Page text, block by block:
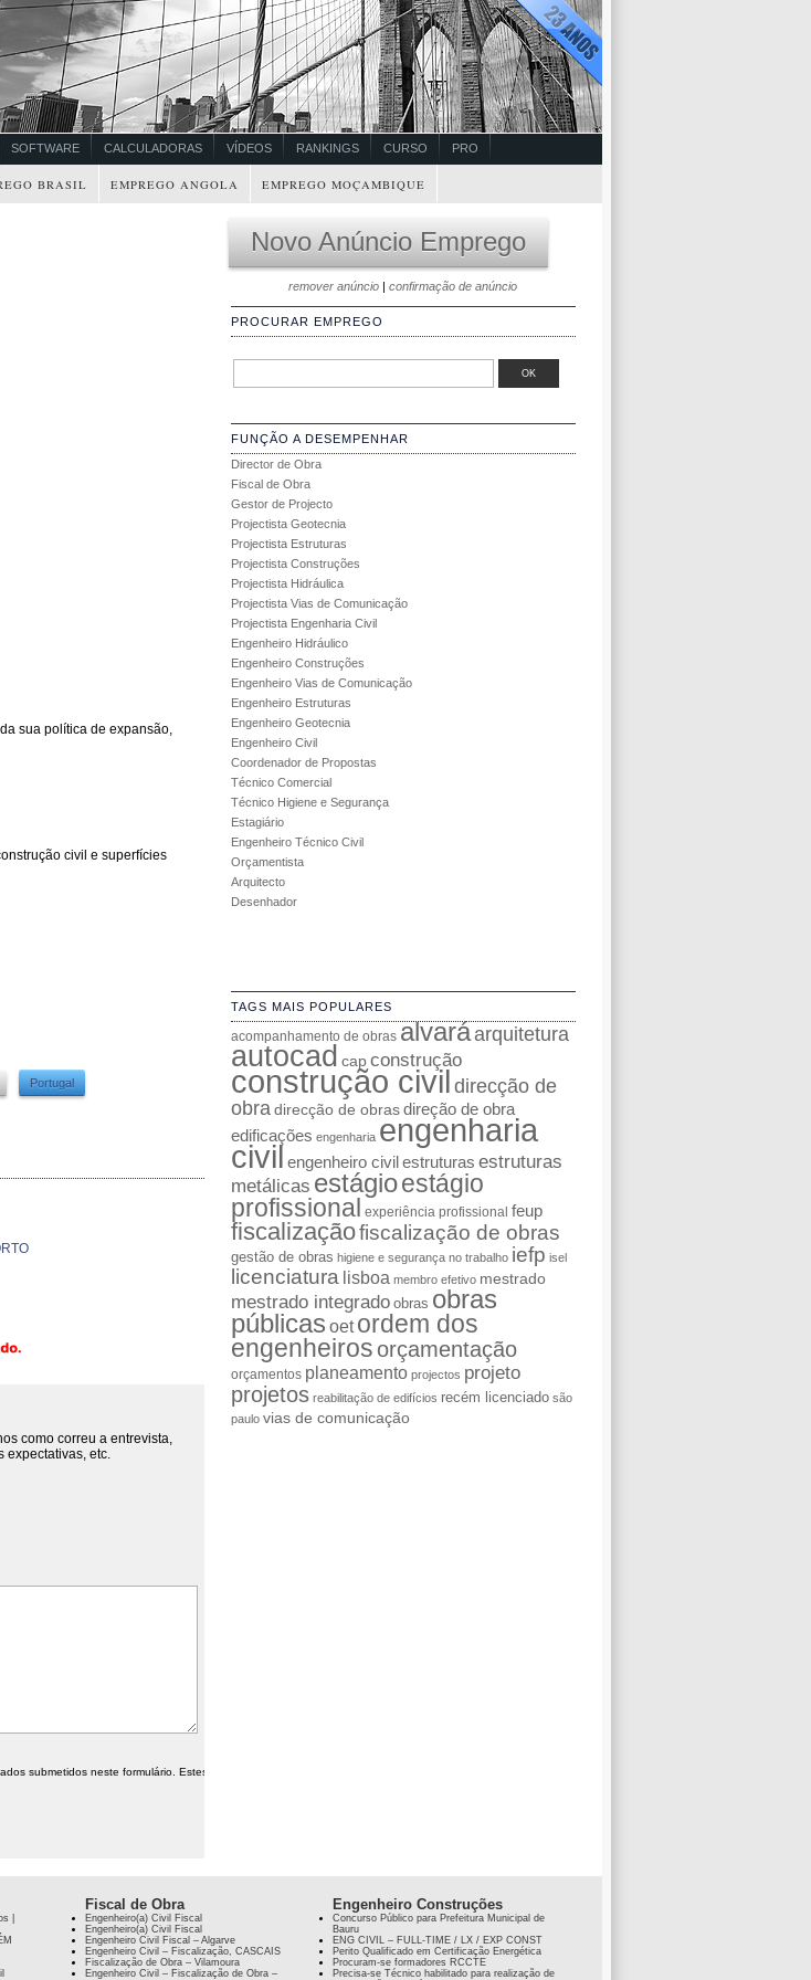
SOFTWARE CALCULADORAS VÍDEOS RANKINGS CURSO PRO
BRASIL EMPREGO ANGOLA EMPREGO MOÇAMBIQUE
sua política de expansão,
civil e superfícies
Portugal
como correu a entrevista,
etc.
submetidos neste formulário. Estes
Novo Anúncio Emprego
remover anúncio | confirmação de anúncio
PROCURAR EMPREGO
FUNÇÃO A DESEMPENHAR
Director de Obra
Fiscal de Obra
Gestor de Projecto
Projectista Geotecnia
Projectista Estruturas
Projectista Construções
Projectista Hidráulica
Projectista Vias de Comunicação
Projectista Engenharia Civil
Engenheiro Hidráulico
Engenheiro Construções
Engenheiro Vias de Comunicação
Engenheiro Estruturas
Engenheiro Geotecnia
Engenheiro Civil
Coordenador de Propostas
Técnico Comercial
Técnico Higiene e Segurança
Estagiário
Engenheiro Técnico Civil
Orçamentista
Arquitecto
Desenhador
TAGS MAIS POPULARES
acompanhamento de obras alvaráarquitetura
autocad cap construção
construção civil direcção de
obra direcção de obras direção de obra
edificações engenharia engenharia
civil engenheiro civil estruturas estruturas
metálicas estágioestágio
profissional experiência profissional feup
fiscalizaçãofiscalização de obras
gestão de obras higiene e segurança no trabalho iefp isel
licenciatura lisboa membro efetivo mestrado
mestrado integrado obras obras
públicas oet ordem dos
engenheiros orçamentação
orçamentos planeamento projectos projeto
projetos reabilitação de edifícios recém licenciado são
paulo vias de comunicação
|
Fiscal de Obra
Engenheiro(a) Civil Fiscal
Engenheiro(a) Civil Fiscal
Engenheiro Civil Fiscal – Algarve
Engenheiro Civil – Fiscalização, CASCAIS
Fiscalização de Obra – Vilamoura
Engenheiro Civil – Fiscalização de Obra –
Engenheiro Construções
Concurso Público para Prefeitura Municipal de
Bauru
ENG CIVIL – FULL-TIME / LX / EXP CONST
Perito Qualificado em Certificação Energética
Procuram-se formadores RCCTE
Precisa-se Técnico habilitado para realização de